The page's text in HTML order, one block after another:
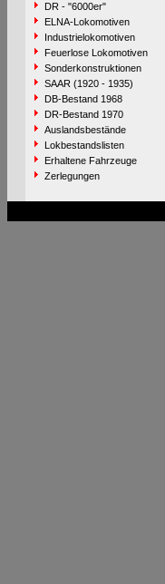
DR - "6000er"
ELNA-Lokomotiven
Industrielokomotiven
Feuerlose Lokomotiven
Sonderkonstruktionen
SAAR (1920 - 1935)
DB-Bestand 1968
DR-Bestand 1970
Auslandsbestände
Lokbestandslisten
Erhaltene Fahrzeuge
Zerlegungen